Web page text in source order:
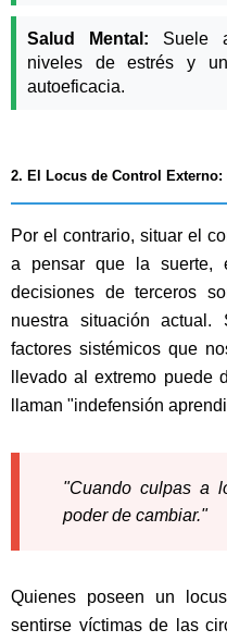
Salud Mental: Suele
niveles de estrés y
autoeficacia.
2. El Locus de Control
Por el contrario, situar el
a pensar que la suerte,
decisiones de terceros
nuestra situación
factores sistémicos que
llevado al extremo
llaman "indefensión
"Cuando culpas a
poder de cambiar."
Quienes poseen un
sentirse víctimas de las